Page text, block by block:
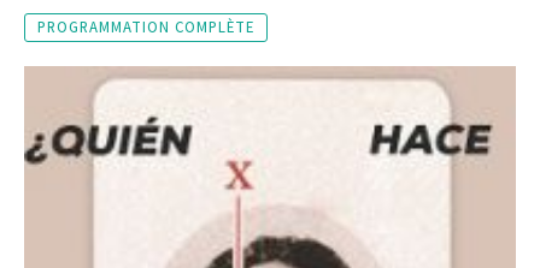
PROGRAMMATION COMPLÈTE